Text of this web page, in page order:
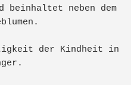
beinhaltet neben dem
der Kindheit in